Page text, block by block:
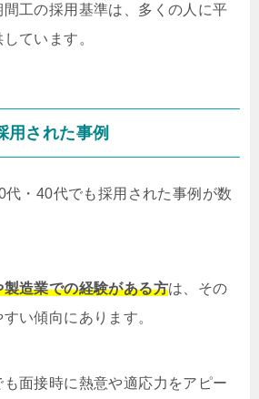
工の採用基準は、多くの人に平
ています。
用された事例
代・40代でも採用された事例が数
造業での経験がある方は、その
い傾向にあります。
面接時に熱意や適応力をアピー